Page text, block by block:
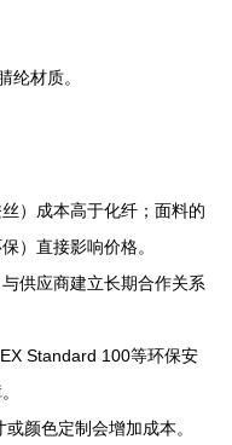
纶材质。
）成本高于化纤；面料的
）直接影响价格。
供应商建立长期合作关系
Standard 100等环保安
颜色定制会增加成本。